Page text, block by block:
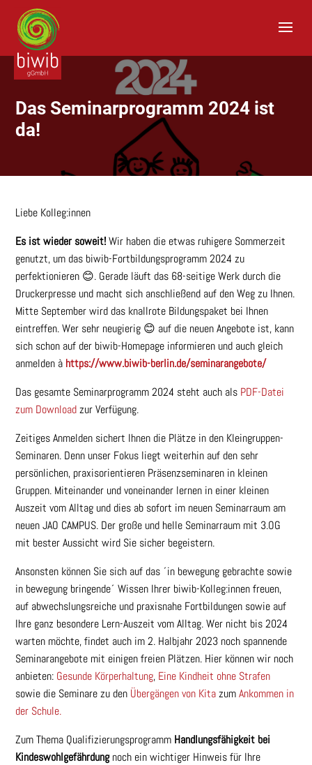
t
Das Seminarprogramm 2024 ist
da!
Liebe Kolleg:innen
Es ist wieder soweit!Wir haben die etwas ruhigere Sommerzeit
genutzt, um das biwib-Fortbildungsprogramm 2024 zu
perfektionieren 😊. Gerade läuft das 68-seitige Werk durch die
Druckerpresse und macht sich anschließend auf den Weg zu Ihnen.
Mitte September wird das knallrote Bildungspaket bei Ihnen
eintreffen. Wer sehr neugierig 😊 auf die neuen Angebote ist, kann
sich schon auf der biwib-Homepage informieren und auch gleich
anmelden à https://www.biwib-berlin.de/seminarangebote/
Das gesamte Seminarprogramm 2024 steht auch als PDF-Datei
zum Downloadzur Verfügung.
Zeitiges Anmelden sichert Ihnen die Plätze in den Kleingruppen-
Seminaren. Denn unser Fokus liegt weiterhin auf den sehr
persönlichen, praxisorientieren Präsenzseminaren in kleinen
Gruppen. Miteinander und voneinander lernen in einer kleinen
Auszeit vom Alltag und dies ab sofort im neuen Seminarraum am
neuen JAO CAMPUS. Der große und helle Seminarraum mit 3.OG
mit bester Aussicht wird Sie sicher begeistern.
Ansonsten können Sie sich auf das ´in bewegung gebrachte sowie
in bewegung bringende´ Wissen Ihrer biwib-Kolleg:innen freuen,
auf abwechslungsreiche und praxisnahe Fortbildungen sowie auf
Ihre ganz besondere Lern-Auszeit vom Alltag. Wer nicht bis 2024
warten möchte, findet auch im 2. Halbjahr 2023 noch spannende
Seminarangebote mit einigen freien Plätzen. Hier können wir noch
anbieten: Gesunde Körperhaltung, Eine Kindheit ohne Strafen
sowie die Seminare zu den Übergängen von KitazumAnkommen in
der Schule.
Zum Thema Qualifizierungsprogramm Handlungsfähigkeit bei
Kindeswohlgefährdung noch ein wichtiger Hinweis für Ihre